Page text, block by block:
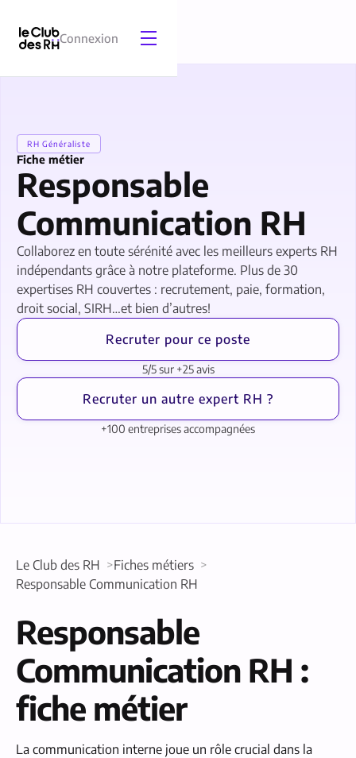
Connexion
RH Généraliste
Fiche métier
Responsable
Communication RH
Collaborez en toute sérénité avec les meilleurs experts RH
indépendants grâce à notre plateforme. Plus de 30
expertises RH couvertes : recrutement, paie, formation,
droit social, SIRH…et bien d’autres!
Recruter pour ce poste
5/5 sur +25 avis
Recruter un autre expert RH ?
+100 entreprises accompagnées
Le Club des RH
Fiches métiers
Responsable Communication RH
Responsable
Communication RH :
fiche métier
La communication interne joue un rôle crucial dans la